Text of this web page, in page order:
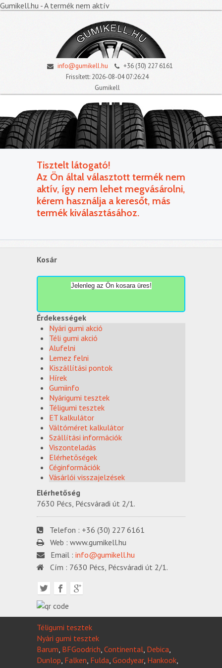
Gumikell.hu - A termék nem aktív
info@gumikell.hu
+36 (30) 227 6161
Frissített: 2026-08-04 07:26:24
Gumikell
Tisztelt látogató!
Az Ön által választott termék nem
aktív, így nem lehet megvásárolni,
kérem használja a keresőt, más
termék kiválasztásához.
Kosár
Jelenleg az Ön kosara üres!
Érdekességek
Nyári gumi akció
Téli gumi akció
Alufelni
Lemez felni
Kiszállítási pontok
Hírek
Gumiinfo
Nyárigumi tesztek
Téligumi tesztek
ET kalkulátor
Váltóméret kalkulátor
Szállítási információk
Viszonteladás
Elérhetõségek
Céginformációk
Vásárlói visszajelzések
Elérhetőség
7630 Pécs, Pécsváradi út 2/1.
Telefon : +36 (30) 227 6161
Web : www.gumikell.hu
Email : info@gumikell.hu
Cím : 7630 Pécs, Pécsváradi út 2/1.
Téligumi tesztek
Nyári gumi tesztek
Barum, BFGoodrich, Continental, Debica,
Dunlop, Falken, Fulda, Goodyear, Hankook,